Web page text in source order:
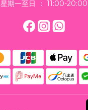
星期一至日 ： 11:00-20:00